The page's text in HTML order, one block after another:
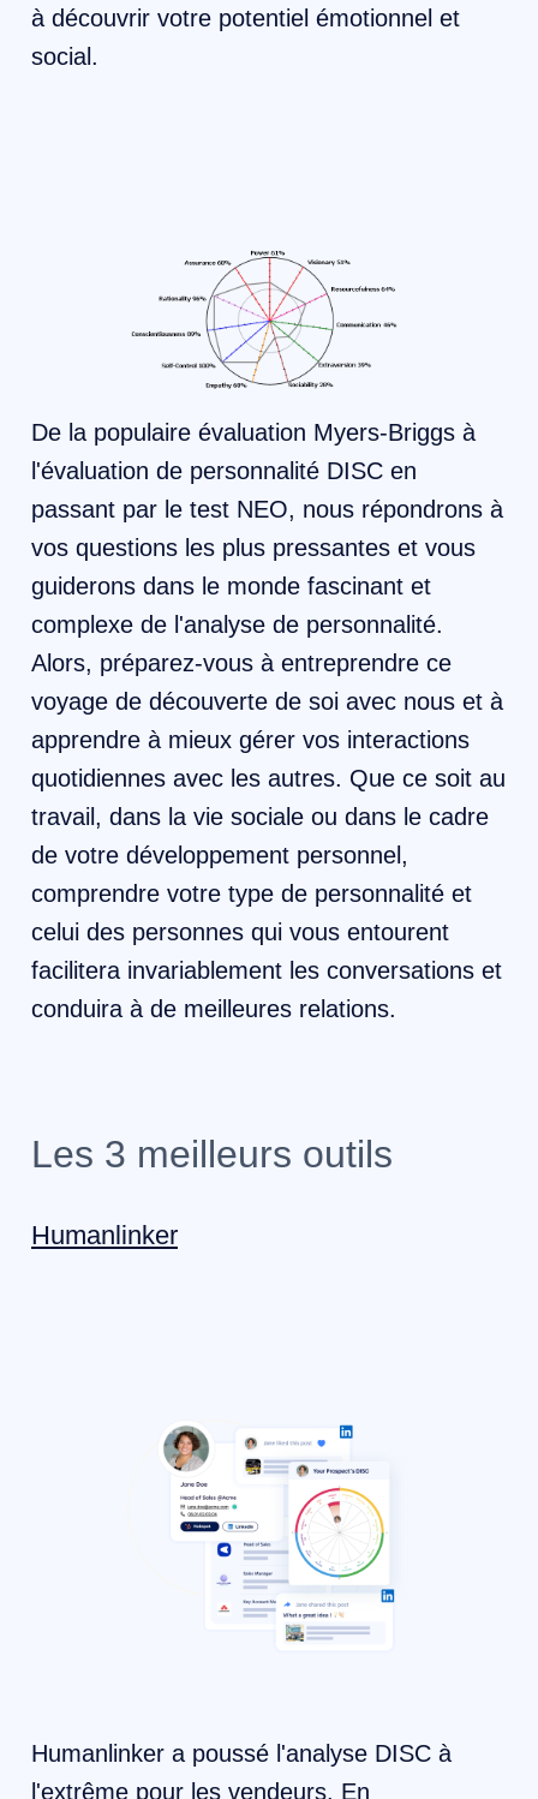
à découvrir votre potentiel émotionnel et
social. ‍ ‍
De la populaire évaluation Myers-Briggs à
l'évaluation de personnalité DISC en
passant par le test NEO, nous répondrons à
vos questions les plus pressantes et vous
guiderons dans le monde fascinant et
complexe de l'analyse de personnalité.
Alors, préparez-vous à entreprendre ce
voyage de découverte de soi avec nous et à
apprendre à mieux gérer vos interactions
quotidiennes avec les autres. Que ce soit au
travail, dans la vie sociale ou dans le cadre
de votre développement personnel,
comprendre votre type de personnalité et
celui des personnes qui vous entourent
facilitera invariablement les conversations et
conduira à de meilleures relations.
Les 3 meilleurs outils
Humanlinker
Humanlinker a poussé l'analyse DISC à
l'extrême pour les vendeurs. En